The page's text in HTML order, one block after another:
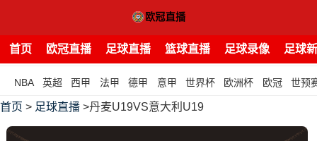
首页 欧冠直播 足球直播 篮球直播 足球录像 足球
NBA 英超 西甲 法甲 德甲 意甲 世界杯 欧洲杯 欧冠 世预
首页 > 足球直播 >丹麦U19VS意大利U19